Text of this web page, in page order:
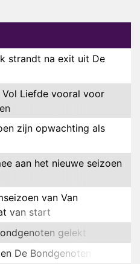
strandt na exit uit De
Vol Liefde vooral voor
zijn opwachting als
aan het nieuwe seizoen
van Van
van start
gelekt
De Bondgenoten